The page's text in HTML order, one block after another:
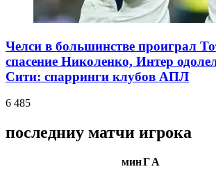
Челси в большинстве проиграл
спасение Николенко, Интер
Сити: спарринги клубов АПЛ
6 485
последниу матчи игрока
минГА